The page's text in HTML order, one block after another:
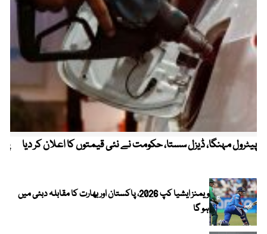
پیٹرول مہنگا، ڈیزل سستا، حکومت نے نئی قیمتوں کا اعلان کر دیا
ویمنز ایشیا کپ 2026، پاکستان اور بھارت کا مقابلہ دبئی میں
ہو گا